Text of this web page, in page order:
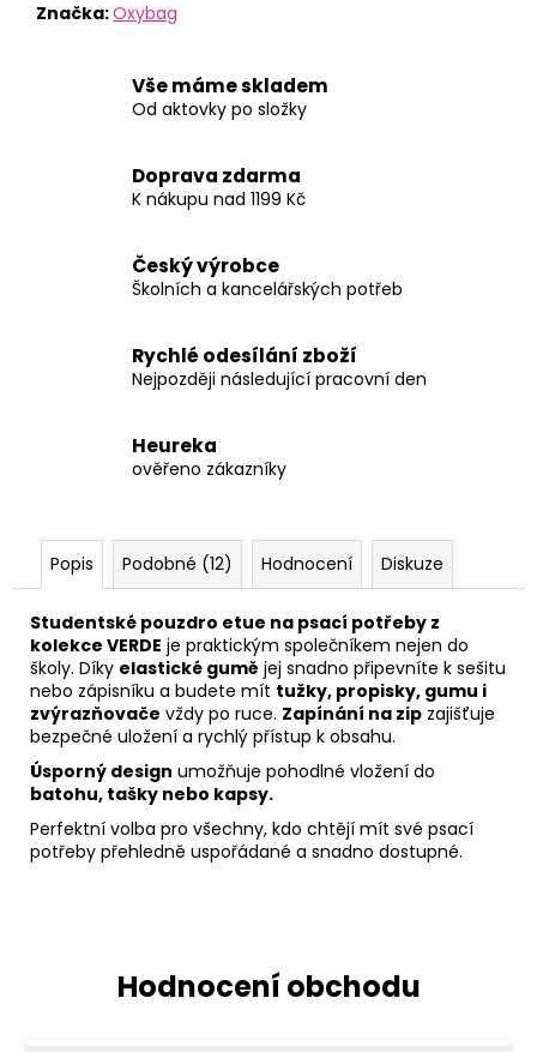
Značka:Oxybag
Vše máme skladem
Od aktovky po složky
Doprava zdarma
K nákupu nad 1199 Kč
Český výrobce
Školních a kancelářských potřeb
Rychlé odesílání zboží
Nejpozději následující pracovní den
Heureka
ověřeno zákazníky
Popis Podobné (12) Hodnocení Diskuze
Studentské pouzdro etue na psací potřeby z
kolekce VERDE je praktickým společníkem nejen do
školy. Díky elastické gumě jej snadno připevníte k sešitu
nebo zápisníku a budete mít tužky, propisky, gumu i
zvýrazňovače vždy po ruce. Zapínání na zip zajišťuje
bezpečné uložení a rychlý přístup k obsahu.
Úsporný design umožňuje pohodlné vložení do
batohu, tašky nebo kapsy.
Perfektní volba pro všechny, kdo chtějí mít své psací
potřeby přehledně uspořádané a snadno dostupné.